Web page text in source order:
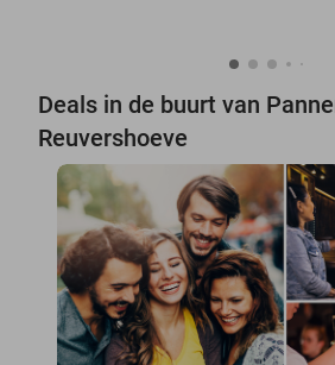
Deals in de buurt van
Reuvershoeve